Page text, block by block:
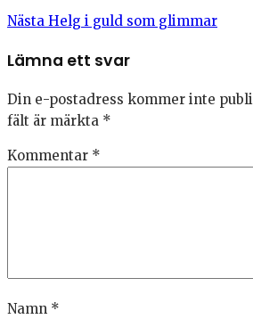
Nästa Helg i guld som glimmar
Lämna ett svar
Din e-postadress kommer inte
fält är märkta *
Kommentar *
Namn *